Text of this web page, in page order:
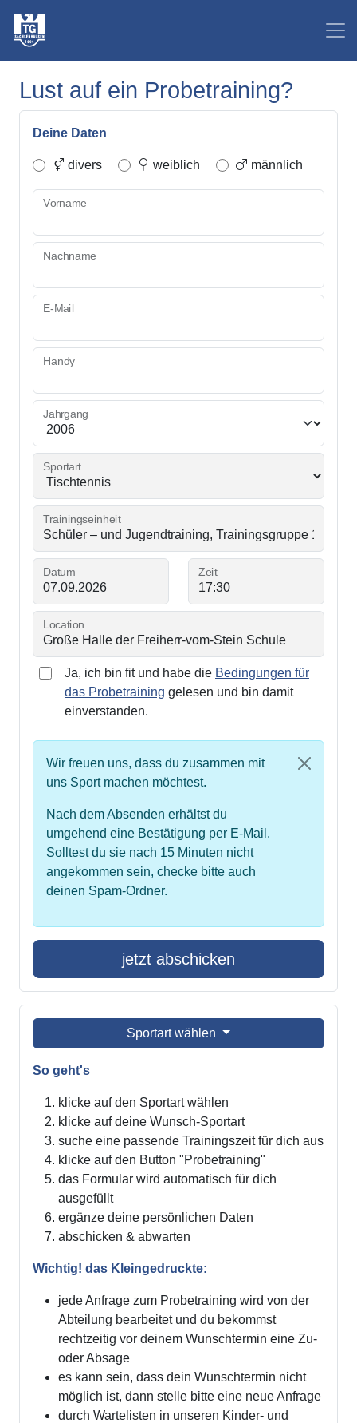
Lust auf ein Probetraining?
Deine Daten
divers weiblich männlich
Vorname
Nachname
E-Mail
Handy
Jahrgang
Sportart
Trainingseinheit
Datum Zeit
Location
Ja, ich bin fit und habe die Bedingungen für
das Probetraining gelesen und bin damit
einverstanden.
Wir freuen uns, dass du zusammen mit
uns Sport machen möchtest.
Nach dem Absenden erhältst du
umgehend eine Bestätigung per E-Mail.
Solltest du sie nach 15 Minuten nicht
angekommen sein, checke bitte auch
deinen Spam-Ordner.
jetzt abschicken
Sportart wählen
So geht's
klicke auf den Sportart wählen
klicke auf deine Wunsch-Sportart
suche eine passende Trainingszeit für dich aus
klicke auf den Button "Probetraining"
das Formular wird automatisch für dich
ausgefüllt
ergänze deine persönlichen Daten
abschicken & abwarten
Wichtig! das Kleingedruckte:
jede Anfrage zum Probetraining wird von der
Abteilung bearbeitet und du bekommst
rechtzeitig vor deinem Wunschtermin eine Zu-
oder Absage
es kann sein, dass dein Wunschtermin nicht
möglich ist, dann stelle bitte eine neue Anfrage
durch Wartelisten in unseren Kinder- und